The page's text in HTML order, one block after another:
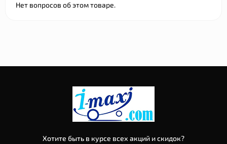
Нет вопросов об этом товаре.
Хотите быть в курсе всех акций и скидок?